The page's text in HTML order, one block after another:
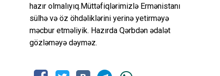
hazır olmalıyıq.Müttəfiqlərimizlə Ermənistanı
sülhə və öz öhdəliklərini yerinə yetirməyə
məcbur etməliyik. Hazırda Qərbdən ədalət
gözləməyə dəyməz.